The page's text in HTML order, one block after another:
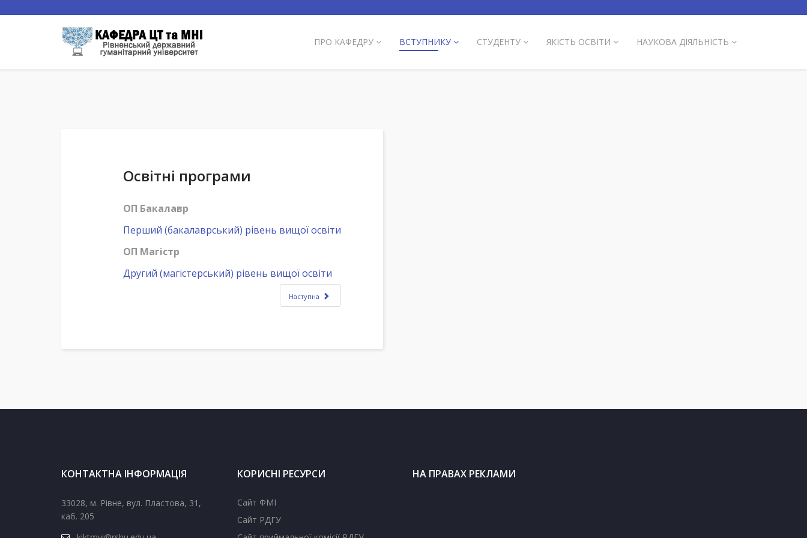
ПРО КАФЕДРУ ВСТУПНИКУ СТУДЕНТУ ЯКІСТЬ ОСВІТИ НАУКОВА ДІЯЛЬНІСТЬ
Освітні програми
ОП Бакалавр
Перший (бакалаврський) рівень вищої освіти
ОП Магістр
Другий (магістерський) рівень вищої освіти
Наступна
КОНТАКТНА ІНФОРМАЦІЯ
33028, м. Рівне, вул. Пластова, 31,
каб. 205
КОРИСНІ РЕСУРСИ
Сайт ФМІ
Сайт РДГУ
НА ПРАВАХ РЕКЛАМИ